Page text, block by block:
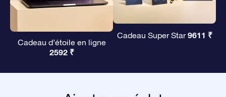
Cadeau d’étoile en ligne
2592 ₹
Cadeau Super Star9611 ₹